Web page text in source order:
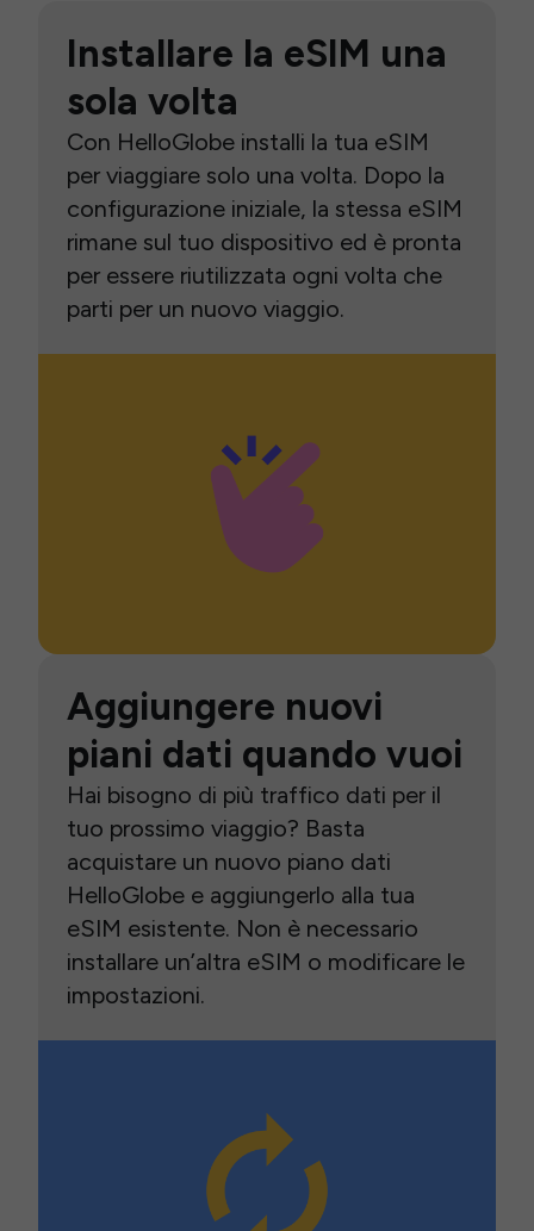
Installare la eSIM una
sola volta
Con HelloGlobe installi la tua eSIM
per viaggiare solo una volta. Dopo la
configurazione iniziale, la stessa eSIM
rimane sul tuo dispositivo ed è pronta
per essere riutilizzata ogni volta che
parti per un nuovo viaggio.
Aggiungere nuovi
piani dati quando vuoi
Hai bisogno di più traffico dati per il
tuo prossimo viaggio? Basta
acquistare un nuovo piano dati
HelloGlobe e aggiungerlo alla tua
eSIM esistente. Non è necessario
installare un’altra eSIM o modificare le
impostazioni.